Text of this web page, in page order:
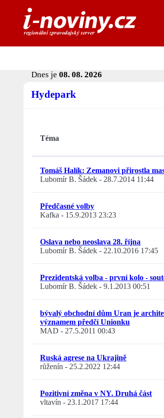
Dnes je 08. 08. 2026
Hydepark
Téma
Tomáš Halík: Zemanovi přirostla
Lubomír B. Šádek - 28.7.2014 11:44
Předčasné volby
Kafka - 15.9.2013 23:23
Oslava nebo neoslava 28. října
Lubomír B. Šádek - 22.10.2016 17:45
Prezidentská volba - první kolo -
Lubomír B. Šádek - 9.1.2013 00:51
bývalý obchodní dům Uran je
významem předčí Unionku
MAD - 27.5.2011 00:43
Ruská agrese na Ukrajině
růženín - 25.2.2022 12:44
Pozitivní změna v NY. Druhá část
vltavín - 23.1.2017 17:44